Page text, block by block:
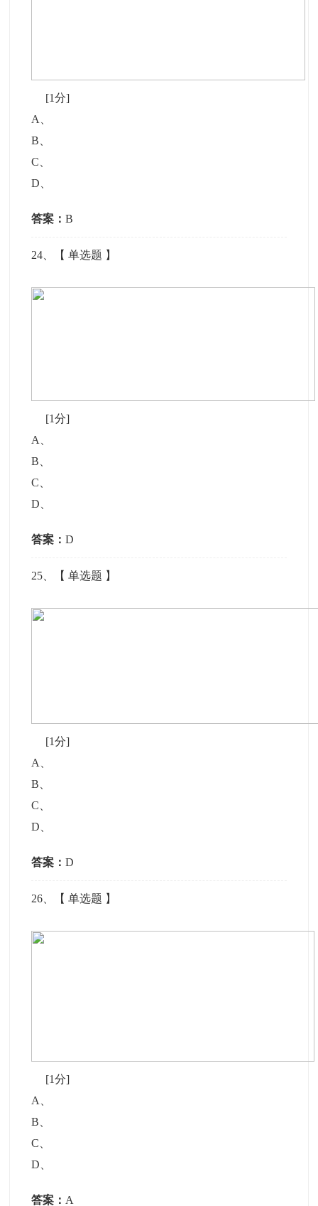
[1分]
A
B
C
D
答案：B
24 、【单选题 】
[1分]
A
B
C
D
答案：D
25 、【单选题 】
[1分]
A
B
C
D
答案：D
26 、【单选题 】
[1分]
A
B
C
D
答案： A